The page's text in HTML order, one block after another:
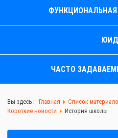
ЮИД
ЧАСТО
Вы здесь: Главная
Список
Короткие новости
История школы